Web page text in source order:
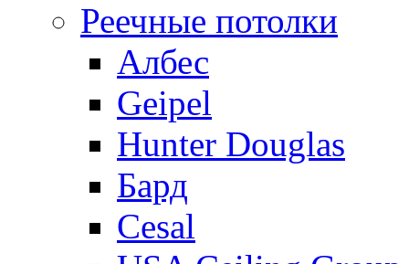
Реечные потолки
Албес
Geipel
Hunter Douglas
Бард
Cesal